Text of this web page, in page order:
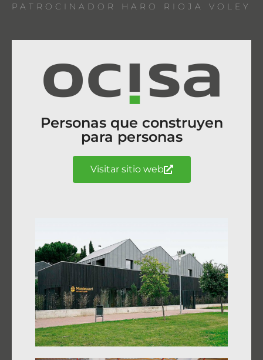
PATROCINADOR HARO RIOJA VOLEY
Personas que construyen
para personas
Visitar sitio web